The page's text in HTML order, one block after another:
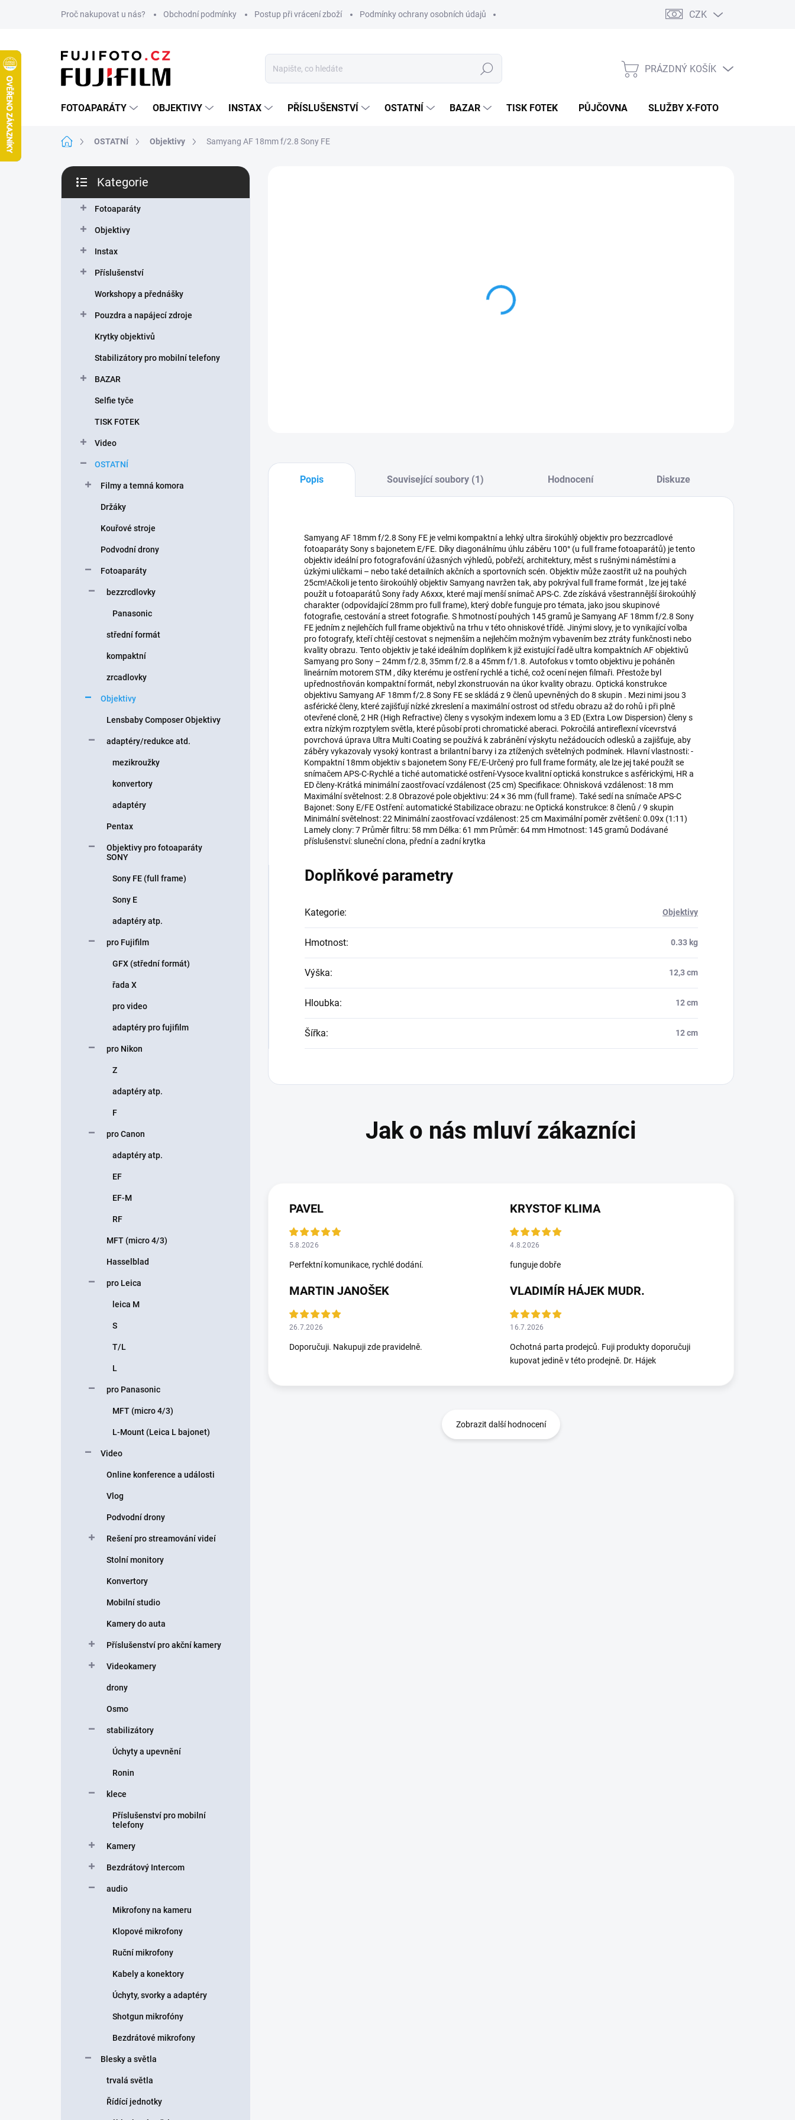
Proč nakupovat u nás? Obchodní podmínky Postup při vrácení zboží Podmínky ochrany osobních údajů CZK
Hledat
NÁKUPNÍ
PRÁZDNÝ KOŠÍK
FOTOAPARÁTY OBJEKTIVY INSTAX PŘÍSLUŠENSTVÍ OSTATNÍ BAZAR TISK FOTEK PŮJČOVNA SLUŽBY X-FOTO
Domů OSTATNÍ Objektivy Samyang AF 18mm f/2.8 Sony FE
P
s
kategorie
Kategorie
Fotoaparáty
Objektivy
Instax
Příslušenství
Workshopy a přednášky
Pouzdra a napájecí zdroje
Krytky objektivů
Stabilizátory pro mobilní telefony
BAZAR
Selfie tyče
TISK FOTEK
Video
OSTATNÍ
Filmy a temná komora
Držáky
Kouřové stroje
Podvodní drony
Fotoaparáty
bezzrcdlovky
Panasonic
střední formát
kompaktní
zrcadlovky
Objektivy
Lensbaby Composer Objektivy
adaptéry/redukce atd.
mezikroužky
konvertory
adaptéry
Pentax
Objektivy pro fotoaparáty
SONY
Sony FE (full frame)
Sony E
adaptéry atp.
pro Fujifilm
GFX (střední formát)
řada X
pro video
adaptéry pro fujifilm
pro Nikon
Z
adaptéry atp.
F
pro Canon
adaptéry atp.
EF
EF-M
RF
MFT (micro 4/3)
Hasselblad
pro Leica
leica M
S
T/L
L
pro Panasonic
MFT (micro 4/3)
L-Mount (Leica L bajonet)
Video
Online konference a události
Vlog
Podvodní drony
Rešení pro streamování videí
Stolní monitory
Konvertory
Mobilní studio
Kamery do auta
Příslušenství pro akční kamery
Videokamery
drony
Osmo
stabilizátory
Úchyty a upevnění
Ronin
klece
Příslušenství pro mobilní
telefony
Kamery
Bezdrátový Intercom
audio
Mikrofony na kameru
Klopové mikrofony
Ruční mikrofony
Kabely a konektory
Úchyty, svorky a adaptéry
Shotgun mikrofóny
Bezdrátové mikrofony
Blesky a světla
trvalá světla
Řídící jednotky
Malý a lehký ultra širokoúhlý objektiv s automatickým
Popis Související soubory (1) Hodnocení Diskuze
Samyang AF 18mm f/2.8 Sony FE je velmi kompaktní a lehký ultra širokúhlý objektiv pro bezzrcadlové
fotoaparáty Sony s bajonetem E/FE. Díky diagonálnímu úhlu záběru 100° (u full frame fotoaparátů) je tento
objektiv ideální pro fotografování úžasných výhledů, pobřeží, architektury, měst s rušnými náměstími a
úzkými uličkami – nebo také detailních akčních a sportovních scén. Objektiv může zaostřit už na pouhých
25cm!Ačkoli je tento širokoúhlý objektiv Samyang navržen tak, aby pokrýval full frame formát , lze jej také
použít u fotoaparátů Sony řady A6xxx, které mají menší snímač APS-C. Zde získává všestrannější širokoúhlý
charakter (odpovídající 28mm pro full frame), který dobře funguje pro témata, jako jsou skupinové
fotografie, cestování a street fotografie. S hmotností pouhých 145 gramů je Samyang AF 18mm f/2.8 Sony
FE jedním z nejlehčích full frame objektivů na trhu v této ohniskové třídě. Jinými slovy, je to vynikající volba
pro fotografy, kteří chtějí cestovat s nejmenším a nejlehčím možným vybavením bez ztráty funkčnosti nebo
kvality obrazu. Tento objektiv je také ideálním doplňkem k již existující řadě ultra kompaktních AF objektivů
Samyang pro Sony – 24mm f/2.8, 35mm f/2.8 a 45mm f/1.8. Autofokus v tomto objektivu je poháněn
lineárním motorem STM , díky kterému je ostření rychlé a tiché, což ocení nejen filmaři. Přestože byl
upřednostňován kompaktní formát, nebyl zkonstruován na úkor kvality obrazu. Optická konstrukce
objektivu Samyang AF 18mm f/2.8 Sony FE se skládá z 9 členů upevněných do 8 skupin . Mezi nimi jsou 3
asférické členy, které zajišťují nízké zkreslení a maximální ostrost od středu obrazu až do rohů i při plně
otevřené cloně, 2 HR (High Refractive) členy s vysokým indexem lomu a 3 ED (Extra Low Dispersion) členy s
extra nízkým rozptylem světla, které působí proti chromatické aberaci. Pokročilá antireflexní vícevrstvá
povrchová úprava Ultra Multi Coating se používá k zabránění výskytu nežádoucích odlesků a zajišťuje, aby
záběry vykazovaly vysoký kontrast a brilantní barvy i za ztížených světelných podmínek. Hlavní vlastnosti: -
Kompaktní 18mm objektiv s bajonetem Sony FE/E-Určený pro full frame formáty, ale lze jej také použít se
snímačem APS-C-Rychlé a tiché automatické ostření-Vysoce kvalitní optická konstrukce s asférickými, HR a
ED členy-Krátká minimální zaostřovací vzdálenost (25 cm) Specifikace: Ohnisková vzdálenost: 18 mm
Maximální světelnost: 2.8 Obrazové pole objektivu: 24 × 36 mm (full frame). Také sedí na snímače APS-C
Bajonet: Sony E/FE Ostření: automatické Stabilizace obrazu: ne Optická konstrukce: 8 členů / 9 skupin
Minimální světelnost: 22 Minimální zaostřovací vzdálenost: 25 cm Maximální poměr zvětšení: 0.09x (1:11)
Lamely clony: 7 Průměr filtru: 58 mm Délka: 61 mm Průměr: 64 mm Hmotnost: 145 gramů Dodávané
příslušenství: sluneční clona, přední a zadní krytka
Doplňkové parametry
Kategorie: Objektivy
Hmotnost: 0.33 kg
Výška: 12,3 cm
Hloubka: 12 cm
Šířka: 12 cm
PAVEL
5.8.2026
Perfektní komunikace, rychlé dodání.
KRYSTOF KLIMA
4.8.2026
funguje dobře
MARTIN JANOŠEK
26.7.2026
Doporučuji. Nakupuji zde pravidelně.
VLADIMÍR HÁJEK MUDR.
16.7.2026
Ochotná parta prodejců. Fuji produkty doporučuji
kupovat jedině v této prodejně. Dr. Hájek
Zobrazit další hodnocení